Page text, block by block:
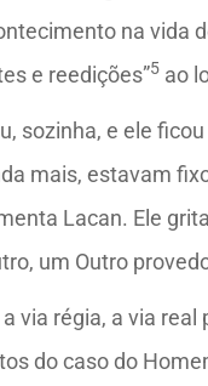
na vida
e reedições”5 ao
sozinha, e ele
mais, estavam
Lacan. Ele
um Outro
via régia, a via
do caso do